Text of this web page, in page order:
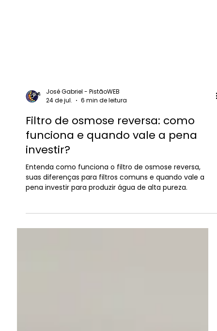
José Gabriel - PistãoWEB
Filtro de osmose reversa: como
funciona e quando vale a pena